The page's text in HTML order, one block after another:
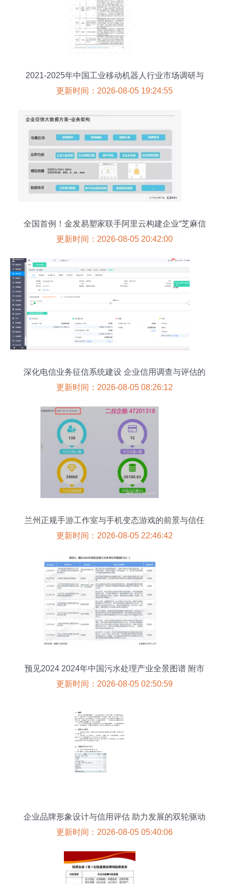
2021-2025年中国工业移动机器人行业市场调研与
产品竞争战略分析
更新时间：2026-08-05 19:24:55
全国首例！金发易塑家联手阿里云构建企业“芝麻信
用”——企业信用调查和评估一次新的突破
更新时间：2026-08-05 20:42:00
深化电信业务征信系统建设 企业信用调查与评估的
精准实践
更新时间：2026-08-05 08:26:12
兰州正规手游工作室与手机变态游戏的前景与信任
危机探析
更新时间：2026-08-05 22:46:42
预见2024 2024年中国污水处理产业全景图谱 附市
场现状 竞争格局和发展趋势等
更新时间：2026-08-05 02:50:59
企业品牌形象设计与信用评估 助力发展的双轮驱动
更新时间：2026-08-05 05:40:06